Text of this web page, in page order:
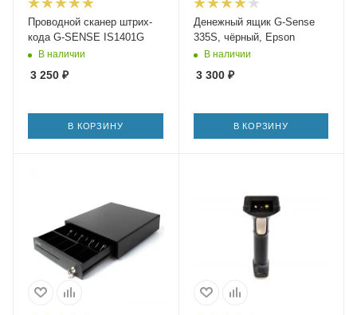
Проводной сканер штрих-
кода G-SENSE IS1401G
В наличии
3 250 ₽
В КОРЗИНУ
Денежный ящик G-Sense
335S, чёрный, Epson
В наличии
3 300₽
В КОРЗИНУ